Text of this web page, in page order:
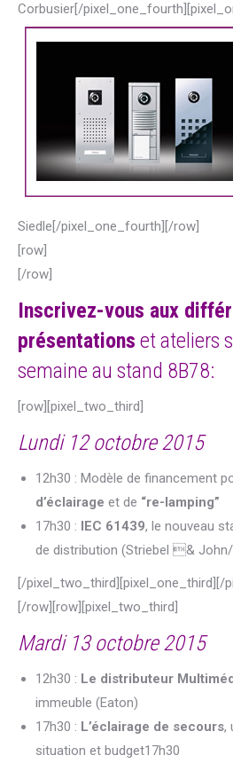
Corbusier[/
Siedle[/pixel_one_fourth][/row]
[row]
[/row]
Inscrivez-vous aux
présentations et ateliers
semaine au stand 8B78:
[row][pixel_two_third]
Lundi 12 octobre 2015
12h30 : Modèle de financement
d’éclairage et de “re-lamping”
17h30 : IEC 61439, le nouveau
de distribution (Striebel &
[/pixel_two_third][pixel_one_third][/
[/row][row][pixel_two_third]
Mardi 13 octobre 2015
12h30 : Le distributeur
immeuble (Eaton)
17h30 : L’éclairage de secours,
situation et budget17h30